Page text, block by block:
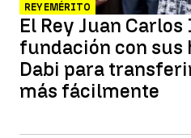
REY EMÉRITO
El Rey Juan
fundación con sus
Dabi para
más fácilmente